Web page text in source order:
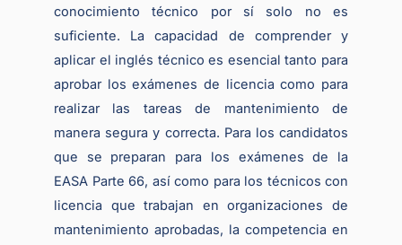
conocimiento técnico por sí solo no es
suficiente. La capacidad de comprender y
aplicar el inglés técnico es esencial tanto para
aprobar los exámenes de licencia como para
realizar las tareas de mantenimiento de
manera segura y correcta. Para los candidatos
que se preparan para los exámenes de la
EASA Parte 66, así como para los técnicos con
licencia que trabajan en organizaciones de
mantenimiento aprobadas, la competencia en